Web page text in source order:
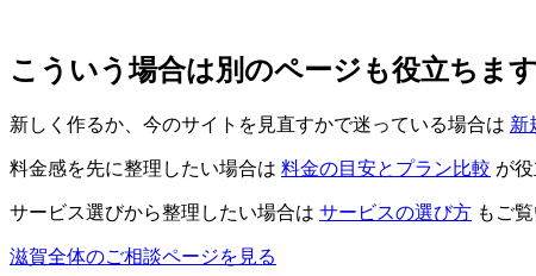
こういう場合は別のページも役立ちます
新しく作るか、今のサイトを見直すかで迷っている場合は 新
料金感を先に整理したい場合は 料金の目安とプラン比較 が役
サービス選びから整理したい場合は サービスの選び方 もご
滋賀全体のご相談ページを見る